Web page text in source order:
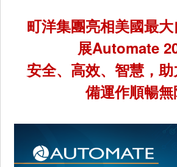
町洋集團亮相美國最
展Automate
安全、高效、智慧，
備運作順暢